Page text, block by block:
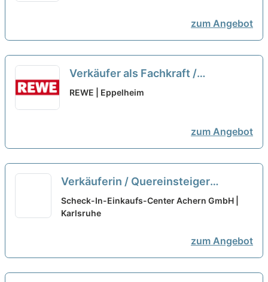
zum Angebot
Verkäufer als Fachkraft /
Quereinsteiger Frischetheke
REWE | Eppelheim
zum Angebot
Verkäuferin / Quereinsteiger
Bedientheke / Käse (m/w/d) neu
Scheck-In-Einkaufs-Center Achern GmbH |
Karlsruhe
zum Angebot